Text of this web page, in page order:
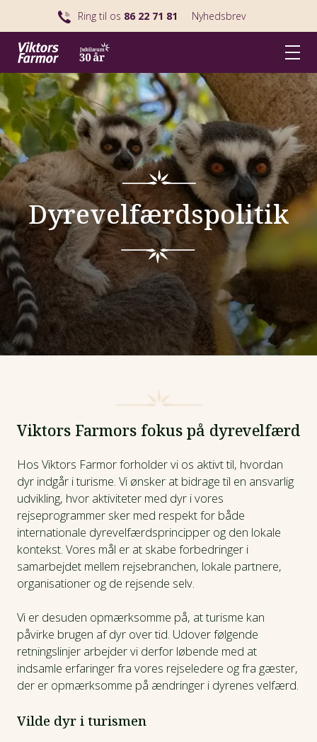
Ring til os 86 22 71 81 Nyhedsbrev
Dyrevelfærdspolitik
Viktors Farmors fokus på dyrevelfærd
Hos Viktors Farmor forholder vi os aktivt til, hvordan
dyr indgår i turisme. Vi ønsker at bidrage til en ansvarlig
udvikling, hvor aktiviteter med dyr i vores
rejseprogrammer sker med respekt for både
internationale dyrevelfærdsprincipper og den lokale
kontekst. Vores mål er at skabe forbedringer i
samarbejdet mellem rejsebranchen, lokale partnere,
organisationer og de rejsende selv.
Vi er desuden opmærksomme på, at turisme kan
påvirke brugen af dyr over tid. Udover følgende
retningslinjer arbejder vi derfor løbende med at
indsamle erfaringer fra vores rejseledere og fra gæster,
der er opmærksomme på ændringer i dyrenes velfærd.
Vilde dyr i turismen